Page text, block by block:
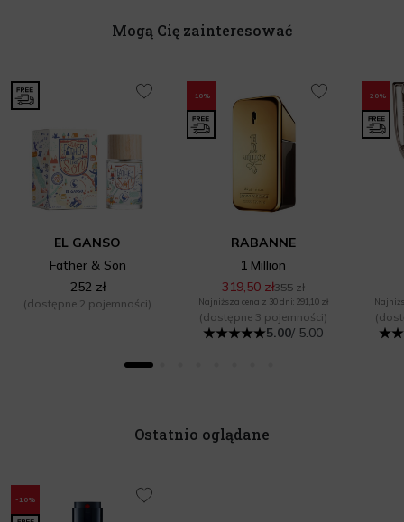
Mogą Cię zainteresować
EL GANSO
Father & Son
252 zł
(dostępne 2 pojemności)
-10%
RABANNE
1 Million
319,50 zł355 zł
Najniższa cena z 30 dni: 291,10 zł
(dostępne 3 pojemności)
5.00/ 5.00
-20%
Ostatnio oglądane
-10%